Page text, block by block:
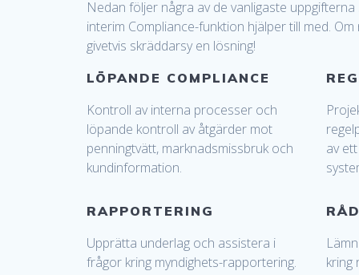
Nedan följer några av de vanligaste
interim Compliance-funktion hjälper till med.
givetvis skräddarsy en lösning!
LÖPANDE COMPLIANCE
Kontroll av interna processer och
löpande kontroll av åtgärder mot
penningtvätt, marknadsmissbruk och
kundinformation.
av
RAPPORTERING
Upprätta underlag och assistera i
frågor kring myndighets-rapportering.
kring